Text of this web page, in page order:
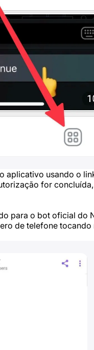
aplicativo usando o
for
para o bot oficial do
de telefone tocando